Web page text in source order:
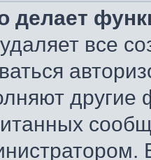
делает
все
другие